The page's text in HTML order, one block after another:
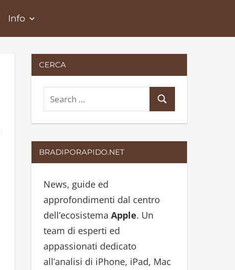
Info
CERCA
e
a
r
c
f
o
r
:
e
c
BRADIPORAPIDO.NET
News, guide ed
approfondimenti dal centro
dell’ecosistema Apple. Un
team di esperti ed
appassionati dedicato
all’analisi di iPhone, iPad, Mac